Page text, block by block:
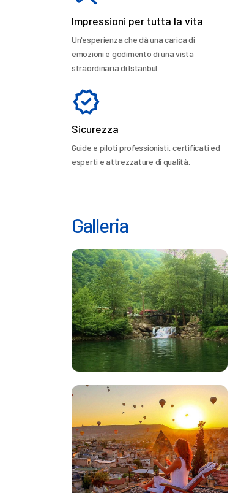
Impressioni per tutta la vita
Un'esperienza che dà una carica di
emozioni e godimento di una vista
straordinaria di Istanbul.
Sicurezza
Guide e piloti professionisti, certificati ed
esperti e attrezzature di qualità.
Galleria